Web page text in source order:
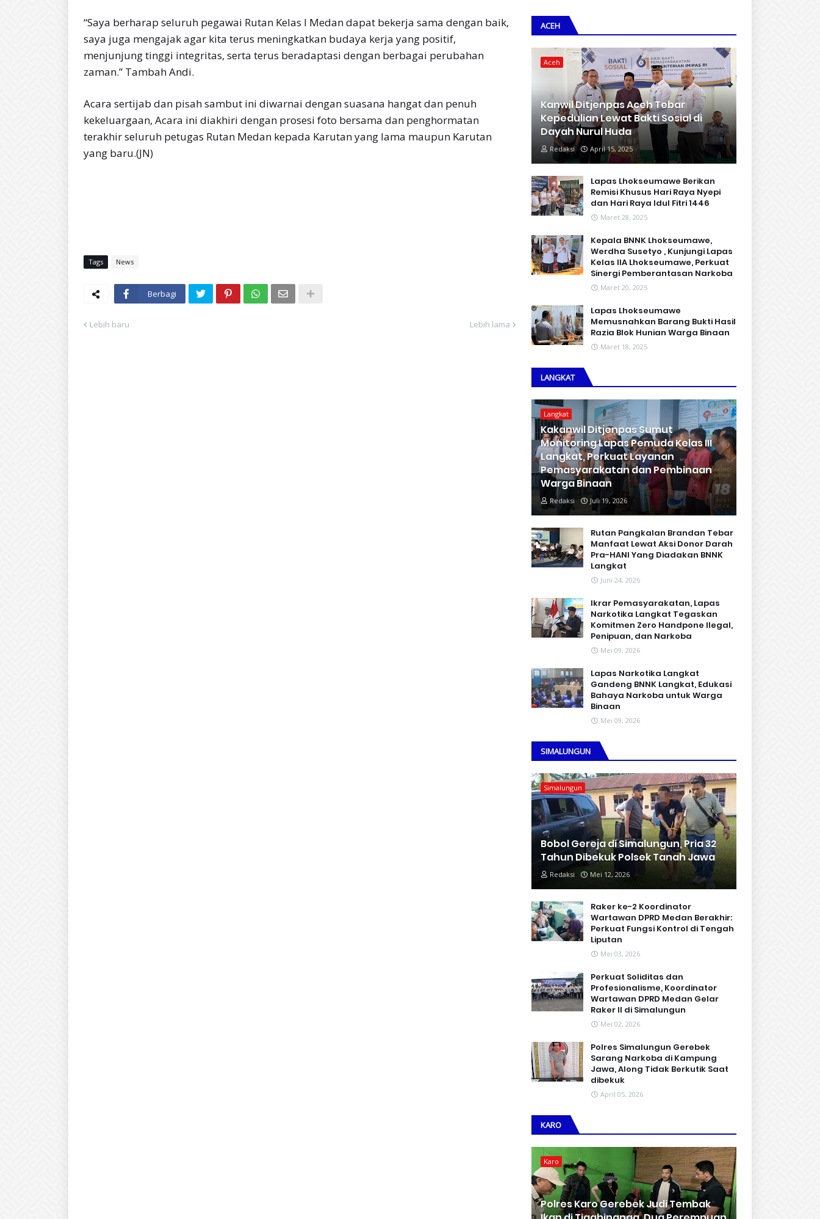
“Saya berharap seluruh pegawai Rutan Kelas I Medan dapat bekerja sama dengan baik,
saya juga mengajak agar kita terus meningkatkan budaya kerja yang positif,
menjunjung tinggi integritas, serta terus beradaptasi dengan berbagai perubahan
zaman.” Tambah Andi.
Acara sertijab dan pisah sambut ini diwarnai dengan suasana hangat dan penuh
kekeluargaan, Acara ini diakhiri dengan prosesi foto bersama dan penghormatan
terakhir seluruh petugas Rutan Medan kepada Karutan yang lama maupun Karutan
yang baru.(JN)
Tags News
Berbagi
Lebih baru Lebih lama
ACEH
Aceh
Kanwil Ditjenpas Aceh Tebar
Kepedulian Lewat Bakti Sosial di
Dayah Nurul Huda
Redaksi April 15, 2025
Lapas Lhokseumawe Berikan
Remisi Khusus Hari Raya Nyepi
dan Hari Raya Idul Fitri 1446
Maret 28, 2025
Kepala BNNK Lhokseumawe,
Werdha Susetyo , Kunjungi Lapas
Kelas IIA Lhokseumawe, Perkuat
Sinergi Pemberantasan Narkoba
Maret 20, 2025
Lapas Lhokseumawe
Memusnahkan Barang Bukti Hasil
Razia Blok Hunian Warga Binaan
Maret 18, 2025
LANGKAT
Langkat
Kakanwil Ditjenpas Sumut
Monitoring Lapas Pemuda Kelas III
Langkat, Perkuat Layanan
Pemasyarakatan dan Pembinaan
Warga Binaan
Redaksi Juli 19, 2026
Rutan Pangkalan Brandan Tebar
Manfaat Lewat Aksi Donor Darah
Pra-HANI Yang Diadakan BNNK
Langkat
Juni 24, 2026
Ikrar Pemasyarakatan, Lapas
Narkotika Langkat Tegaskan
Komitmen Zero Handpone llegal,
Penipuan, dan Narkoba
Mei 09, 2026
Lapas Narkotika Langkat
Gandeng BNNK Langkat, Edukasi
Bahaya Narkoba untuk Warga
Binaan
Mei 09, 2026
SIMALUNGUN
Simalungun
Bobol Gereja di Simalungun, Pria 32
Tahun Dibekuk Polsek Tanah Jawa
Redaksi Mei 12, 2026
Raker ke-2 Koordinator
Wartawan DPRD Medan Berakhir:
Perkuat Fungsi Kontrol di Tengah
Liputan
Mei 03, 2026
Perkuat Soliditas dan
Profesionalisme, Koordinator
Wartawan DPRD Medan Gelar
Raker II di Simalungun
Mei 02, 2026
Polres Simalungun Gerebek
Sarang Narkoba di Kampung
Jawa, Along Tidak Berkutik Saat
dibekuk
April 05, 2026
KARO
Karo
Polres Karo Gerebek Judi Tembak